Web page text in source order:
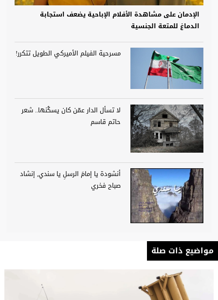
الإدمان على مشاهدة الأفلام الإباحية يضعف استجابة
الدماغ للمتعة الجنسية
مسرحية الفيلم الأميركي الطويل تتكرر!
لا تسأل الدار عمّن كان يسكُنها.. شعر
حاتم قاسم
أنشودة يا إمامَ الرسلِ يا سندي, إنشاد
صباح فخري
مواضيع ذات صلة